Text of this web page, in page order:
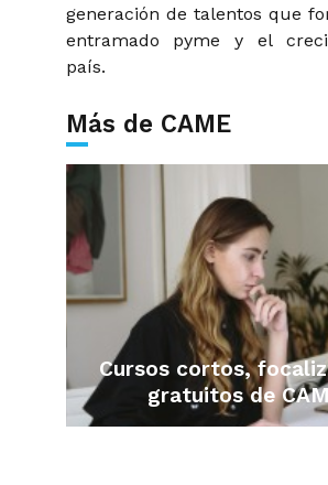
generación de talentos que
entramado pyme y el
país.
Más de CAME
Cursos cortos,
gratuitos de